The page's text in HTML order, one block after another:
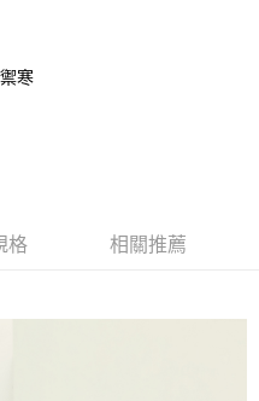
務，並由商店將買賣／分期付款
司帳單繳交帳款。
約關係目的，商店將以您的個人
大哥大進項蒐集、處理及利用，
確認、核對及更正。
視為交易完成。
，但若您需要取消訂單，請聯絡
之結帳頁面顯示為準，若有關於
疑問，請聯繫「AFTEE先享後付
support/home
料，並將交易相關給付款項請求債
人或監護人之同意方可使用
起之損失，本公司不負相關責
別帳號之用戶狀況，依本公司即
費
費
費
費
寒
格 相關推薦